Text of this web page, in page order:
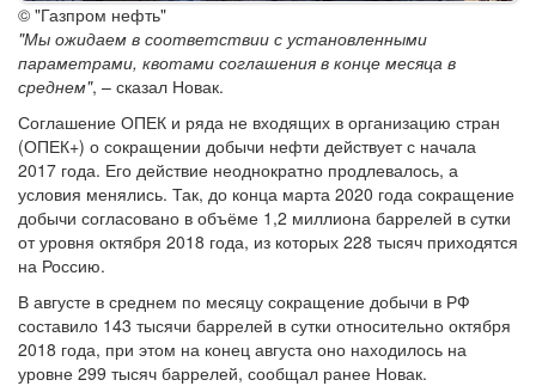
© "Газпром нефть"
"Мы ожидаем в соответствии с установленными
параметрами, квотами соглашения в конце месяца в
среднем", – сказал Новак.
Соглашение ОПЕК и ряда не входящих в организацию стран
(ОПЕК+) о сокращении добычи нефти действует с начала
2017 года. Его действие неоднократно продлевалось, а
условия менялись. Так, до конца марта 2020 года сокращение
добычи согласовано в объёме 1,2 миллиона баррелей в сутки
от уровня октября 2018 года, из которых 228 тысяч приходятся
на Россию.
В августе в среднем по месяцу сокращение добычи в РФ
составило 143 тысячи баррелей в сутки относительно октября
2018 года, при этом на конец августа оно находилось на
уровне 299 тысяч баррелей, сообщал ранее Новак.